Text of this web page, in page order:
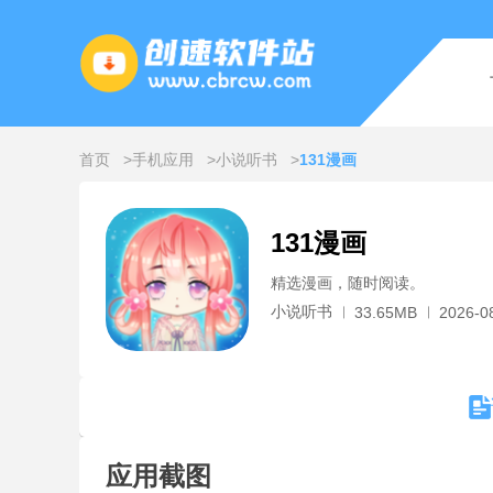
首页 手机应用 小说听书 131漫画
131漫画
精选漫画，随时阅读。
小说听书
33.65MB 2026-
应用截图